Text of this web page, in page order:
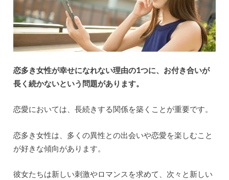
恋多き女性が幸せになれない理由の1つに、お付き合いが
長く続かないという問題があります。
恋愛においては、長続きする関係を築くことが重要です。
恋多き女性は、多くの異性との出会いや恋愛を楽しむこと
が好きな傾向があります。
彼女たちは新しい刺激やロマンスを求めて、次々と新しい